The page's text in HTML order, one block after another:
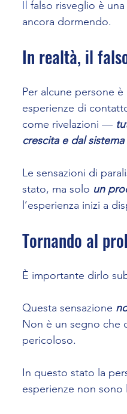
Il falso risveglio è
ancora dormendo.
In realtà, il
Per alcune persone
esperienze di
come rivelazioni —
crescita e dal
Le sensazioni di
stato, ma solo un
l’esperienza inizi a
Tornando al
È importante dirlo
Questa sensazione
Non è un segno che
pericoloso.
In questo stato la
esperienze non sono